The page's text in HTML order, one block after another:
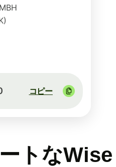
コピー
トなWise